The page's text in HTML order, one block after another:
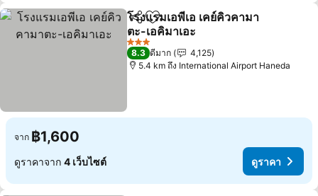
แชร์ เพิ่มในรายการโปรด
โรงแรมเอพีเอ เคย์คิวคามา
ตะ-เอคิมาเอะ
3 ดาว
8.3 ดีมาก
4,125
5.4 km ถึง International Airport Haneda
จาก ฿1,600
ดูราคาจาก 4 เว็บไซต์ ดูราคา